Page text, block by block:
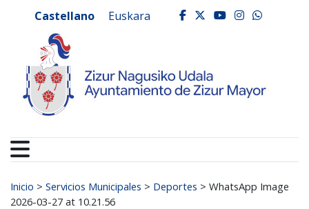
Ayuntamiento de
Castellano Euskara facebook
twitter
youtube
Buscar:
Inicio > Servicios Municipales > Deportes > WhatsApp Image
2026-03-27 at 10.21.56